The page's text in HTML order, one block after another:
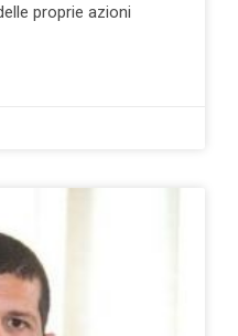
proprie azioni